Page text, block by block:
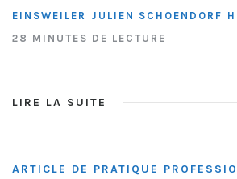
EINSWEILER
JULIEN SCHOENDORF
28 MINUTES DE LECTURE
LIRE LA SUITE
ARTICLE DE PRATIQUE